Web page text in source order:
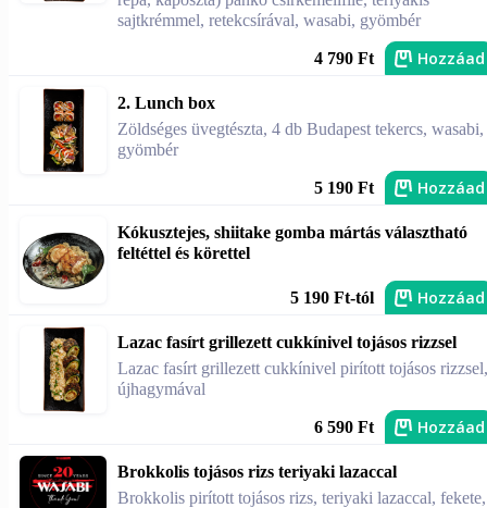
sajtkrémmel, retekcsírával, wasabi, gyömbér
4 790 Ft Hozzáad
2. Lunch box
Zöldséges üvegtészta, 4 db Budapest tekercs, wasabi,
gyömbér
5 190 Ft Hozzáad
Kókusztejes, shiitake gomba mártás választható
feltéttel és körettel
5 190 Ft-tól Hozzáad
Lazac fasírt grillezett cukkínivel tojásos rizzsel
Lazac fasírt grillezett cukkínivel pirított tojásos rizzsel,
újhagymával
6 590 Ft Hozzáad
Brokkolis tojásos rizs teriyaki lazaccal
Brokkolis pirított tojásos rizs, teriyaki lazaccal, fekete,